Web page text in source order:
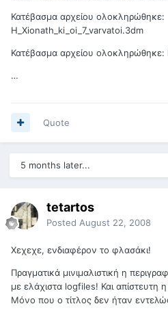
Κατέβασμα αρχείου ολοκληρώθηκε:
H_Xionath_ki_oi_7_varvatoi.3dm
Κατέβασμα αρχείου
…
Quote
5 months later...
tetartos
Posted August 22, 2008
Χεχεχε, ενδιαφέρον το φλασάκι!
Πραγματικά μινιμαλιστική η
με ελάχιστα logfiles! Και απίστευτη
Μόνο που ο τίτλος δεν ήταν